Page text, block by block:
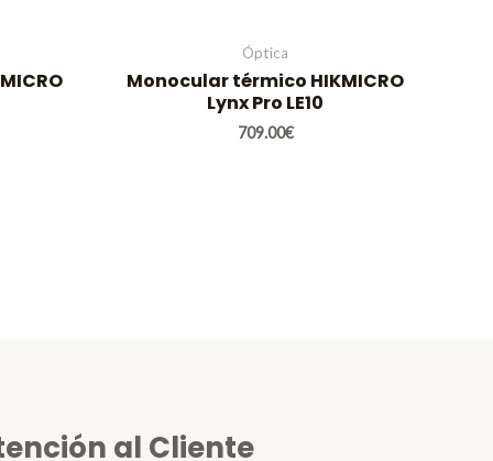
Óptica
Monocular térmico HIKMICRO
Lynx Pro LE10
709.00€
al Cliente